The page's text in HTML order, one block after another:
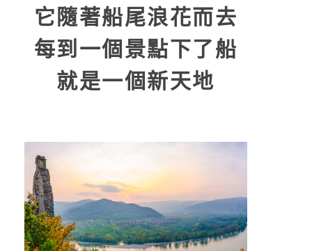
它隨著船尾浪花而去
每到一個景點下了船
就是一個新天地